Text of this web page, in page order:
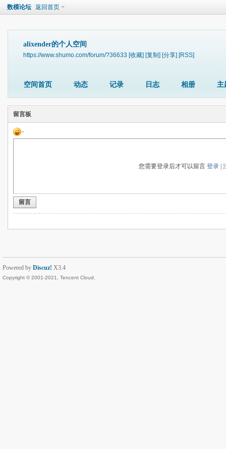
数模论坛 返回首页
alixender的个人空间
https://www.shumo.com/forum/?36633 [收藏] [复制] [分享] [RSS]
空间首页 动态 记录 日志 相册 主
留言板
您需要登录后才可以留言登录 |
留言
Powered by Discuz! X3.4
Copyright © 2001-2021, Tencent Cloud.